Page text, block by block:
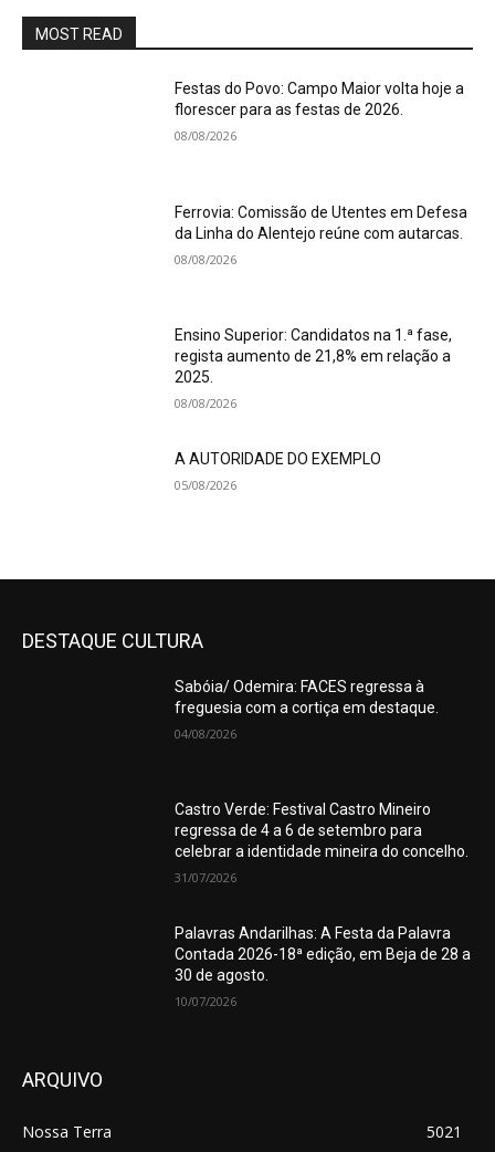
MOST READ
Festas do Povo: Campo Maior volta hoje a
florescer para as festas de 2026.
08/08/2026
Ferrovia: Comissão de Utentes em Defesa
da Linha do Alentejo reúne com autarcas.
08/08/2026
Ensino Superior: Candidatos na 1.ª fase,
regista aumento de 21,8% em relação a
2025.
08/08/2026
A AUTORIDADE DO EXEMPLO
05/08/2026
DESTAQUE CULTURA
Sabóia/ Odemira: FACES regressa à
freguesia com a cortiça em destaque.
04/08/2026
Castro Verde: Festival Castro Mineiro
regressa de 4 a 6 de setembro para
celebrar a identidade mineira do concelho.
31/07/2026
Palavras Andarilhas: A Festa da Palavra
Contada 2026-18ª edição, em Beja de 28 a
30 de agosto.
10/07/2026
ARQUIVO
Nossa Terra
5021